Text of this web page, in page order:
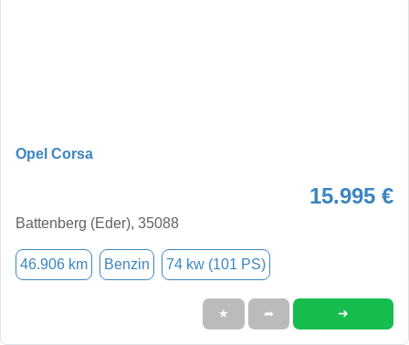
Opel Corsa
15.995 €
Battenberg (Eder), 35088
46.906 km Benzin 74 kw (101 PS)
★ ➦ ➜